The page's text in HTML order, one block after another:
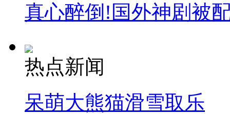
真心醉倒!国外神剧被
热点新闻
呆萌大熊猫滑雪取乐